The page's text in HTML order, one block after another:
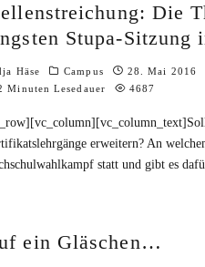
Die
Stupa-Sitzung
Häse Campus 28. Mai 2016
Minuten Lesedauer
4687
erweitern? An
statt und gibt es
ein Gläschen…